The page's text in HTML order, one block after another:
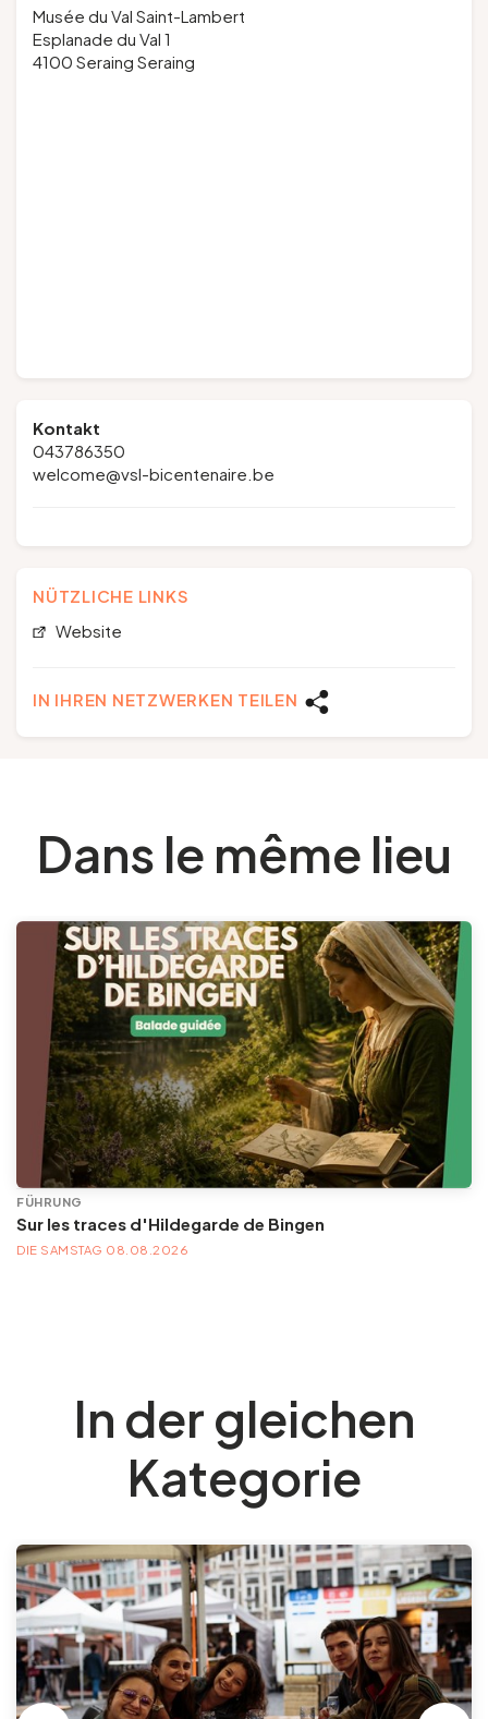
Musée du Val Saint-Lambert
Esplanade du Val 1
4100 Seraing Seraing
Kontakt
043786350
welcome@vsl-bicentenaire.be
NÜTZLICHE LINKS
Website
IN IHREN NETZWERKEN TEILEN
Dans le même lieu
FÜHRUNG
Sur les traces d'Hildegarde de Bingen
DIE SAMSTAG 08.08.2026
In der gleichen
Kategorie